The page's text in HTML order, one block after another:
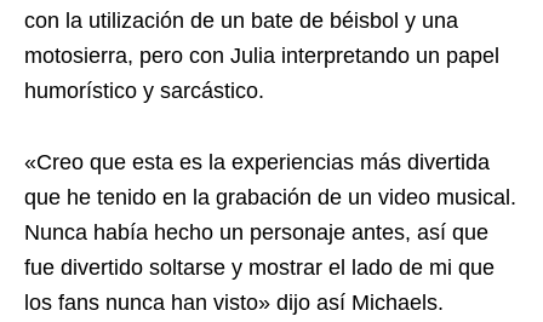
con la utilización de un bate de béisbol y una
motosierra, pero con Julia interpretando un papel
humorístico y sarcástico.
«Creo que esta es la experiencias más divertida
que he tenido en la grabación de un video musical.
Nunca había hecho un personaje antes, así que
fue divertido soltarse y mostrar el lado de mi que
los fans nunca han visto» dijo así Michaels.